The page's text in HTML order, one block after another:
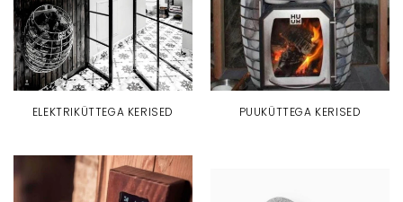
ELEKTRIKÜTTEGA KERISED PUUKÜTTEGA KERISED